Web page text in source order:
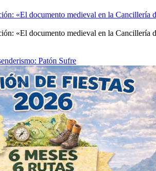
«El documento medieval en la Cancillería
«El documento medieval en la Cancillería
Patón Sufre